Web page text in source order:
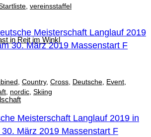
in Reit im Winkl
vereinsstaffel
Meisterschaft Langlauf 2019
30. März 2019 Massenstart F
, Country, Cross, Deutsche, Event,
, nordic, Skiing
Meisterschaft Langlauf 2019 in
März 2019 Massenstart F